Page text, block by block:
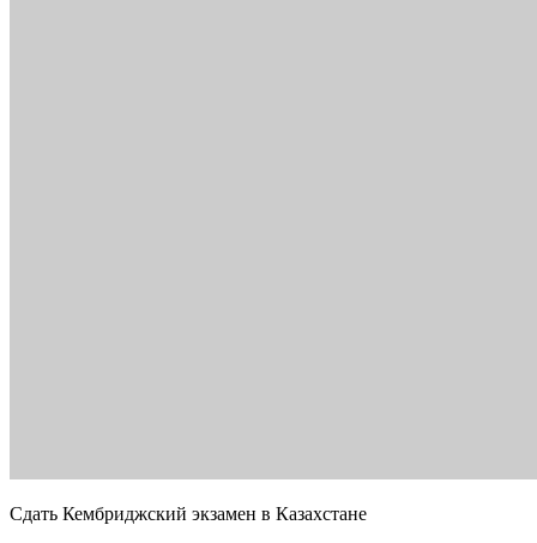
Сдать Кембриджский экзамен в Казахстане